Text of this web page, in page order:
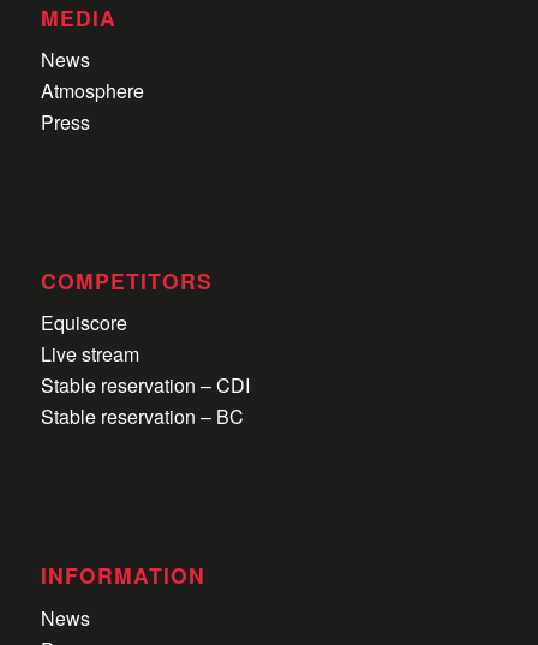
MEDIA
News
Atmosphere
Press
COMPETITORS
Equiscore
Live stream
Stable reservation – CDI
Stable reservation – BC
INFORMATION
News